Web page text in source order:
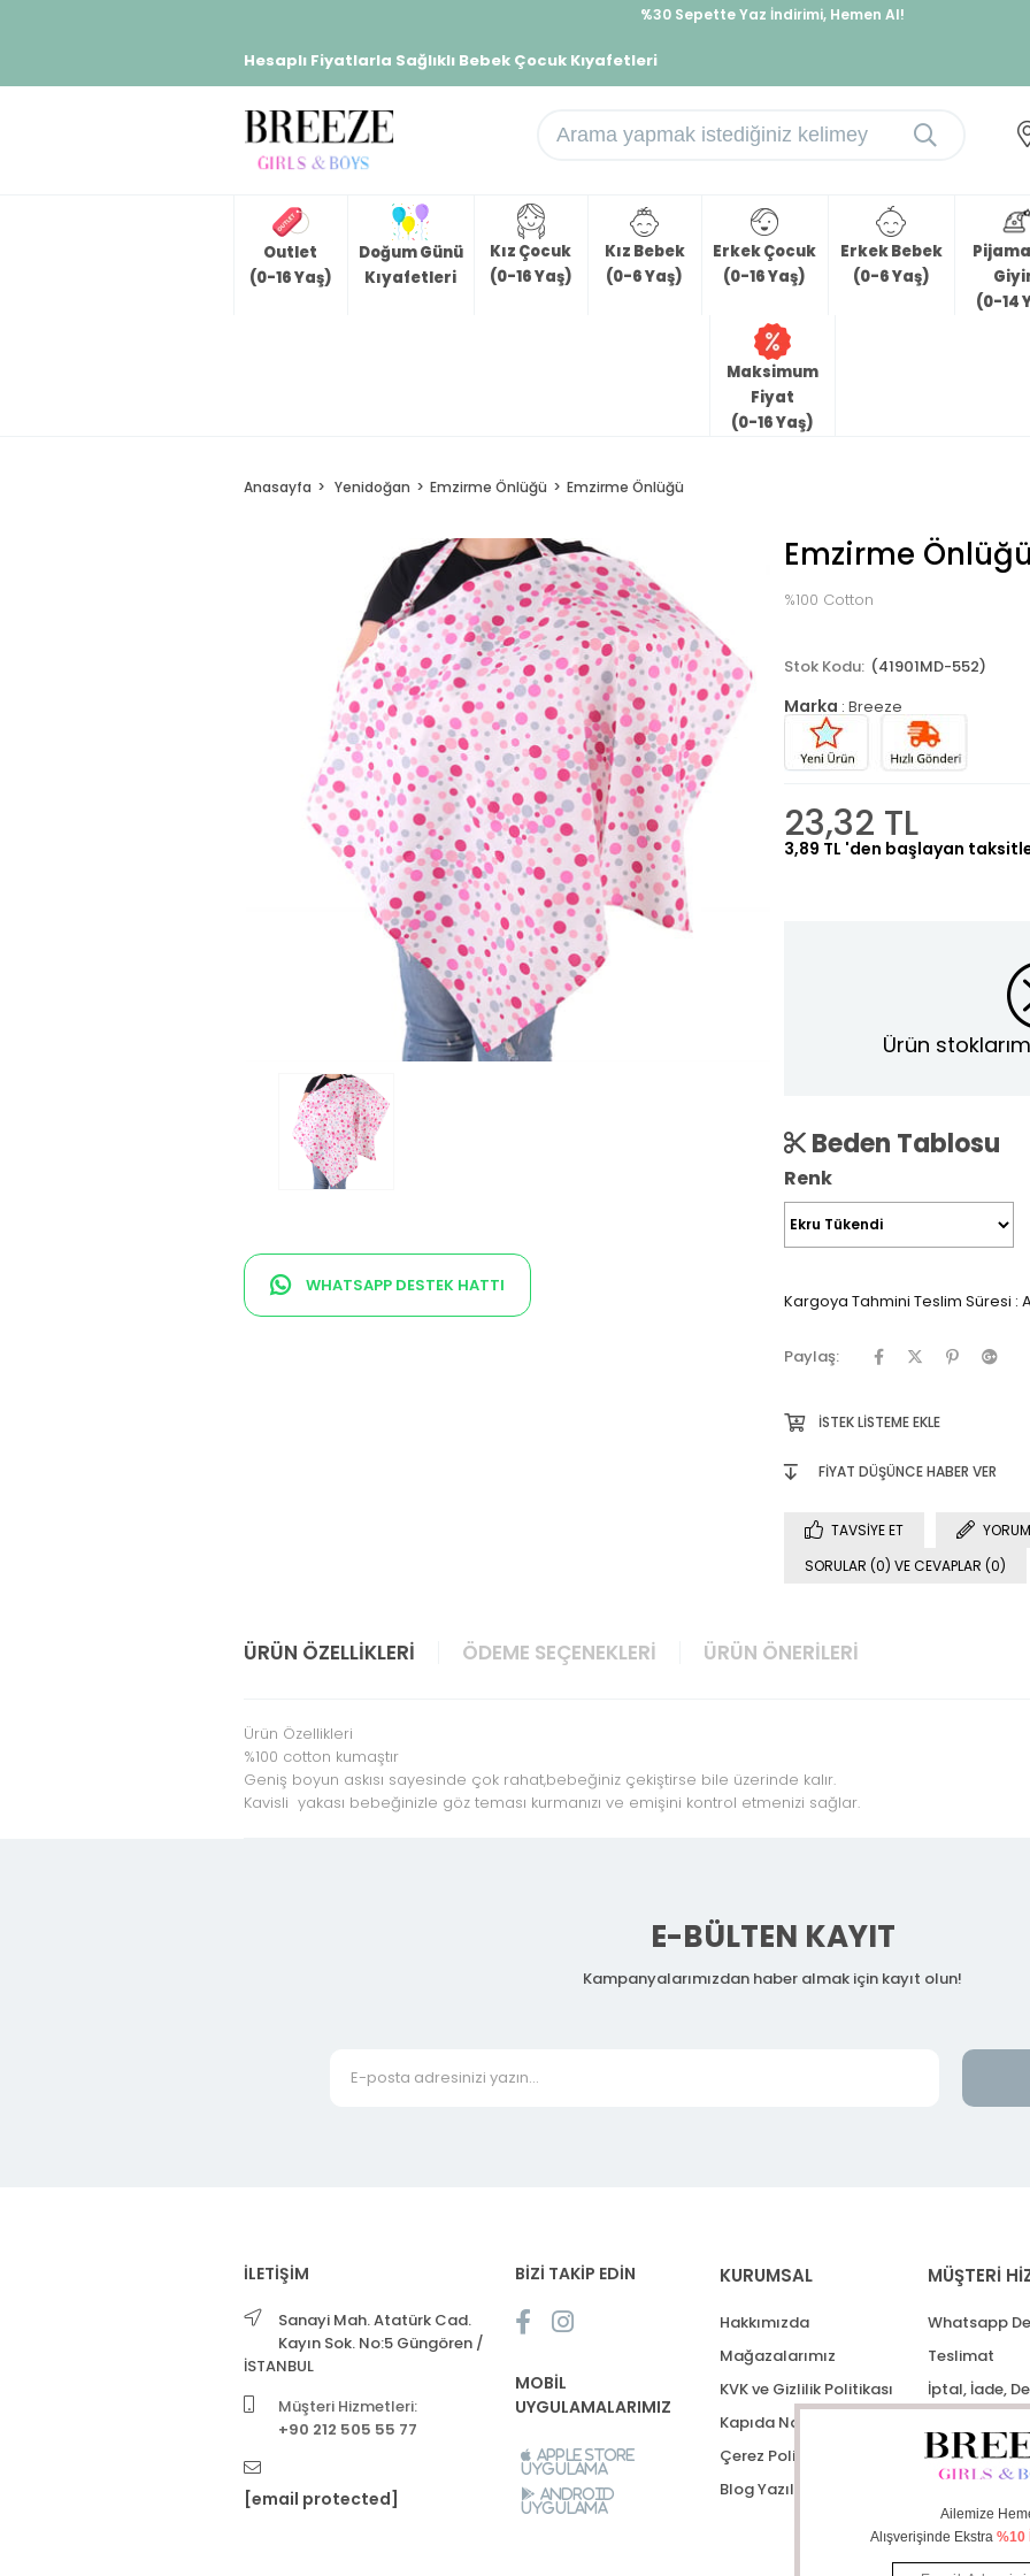
%30 Sepette Yaz İndirimi, Hemen Al!
Hesaplı Fiyatlarla Sağlıklı Bebek Çocuk Kıyafetleri
Outlet
(0-16 Yaş)
Doğum Günü
Kıyafetleri
Kız Çocuk
(0-16 Yaş)
Kız Bebek
(0-6 Yaş)
Erkek Çocuk
(0-16 Yaş)
Erkek Bebek
(0-6 Yaş)
(0-14
Maksimum
Fiyat
(0-16 Yaş)
Anasayfa Yenidoğan Emzirme Önlüğü Emzirme Önlüğü
WHATSAPP DESTEK HATTI
Emzirme Önlüğü
%100 Cotton
(41901MD-552)
Marka : Breeze
23,32 TL
3,89 TL 'den başlayan
Ürün
Beden Tablosu
Renk
Kargoya Tahmini Teslim Süresi :
Paylaş:
İSTEK LISTEME EKLE
FIYAT DÜŞÜNCE HABER VER
TAVSIYE ET
SORULAR (0) VE CEVAPLAR (0)
ÜRÜN ÖZELLIKLERI ÖDEME SEÇENEKLERI ÜRÜN ÖNERILERI
Ürün Özellikleri
%100 cotton kumaştır
Geniş boyun askısı sayesinde çok rahat,bebeğiniz çekiştirse bile üzerinde kalır.
Kavisli yakası bebeğinizle göz teması kurmanızı ve emişini kontrol etmenizi sağlar.
E-BÜLTEN KAYIT
Kampanyalarımızdan haber almak için kayıt olun!
İLETİŞİM
Sanayi Mah. Atatürk Cad.
Kayın Sok. No:5 Güngören /
İSTANBUL
Müşteri Hizmetleri:
+90 212 505 55 77
[email protected]
BİZİ TAKİP EDİN
MOBİL
UYGULAMALARIMIZ
Apple Store
Uygulama
Android
Uygulama
KURUMSAL
Hakkımızda
Mağazalarımız
KVK ve Gizlilik Politikası
Kapıda Nakit Ödeme
Çerez Politikası
Blog Yazıları
MÜŞTERİ
Whatsapp
Teslimat
İptal, İade,